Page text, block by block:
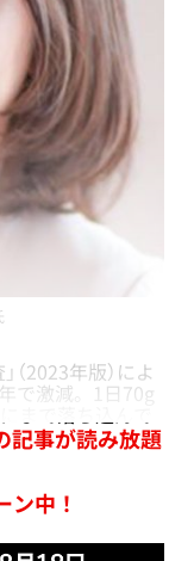
2023年版）によ
で激減。1日70g
記事が読み放題
中！